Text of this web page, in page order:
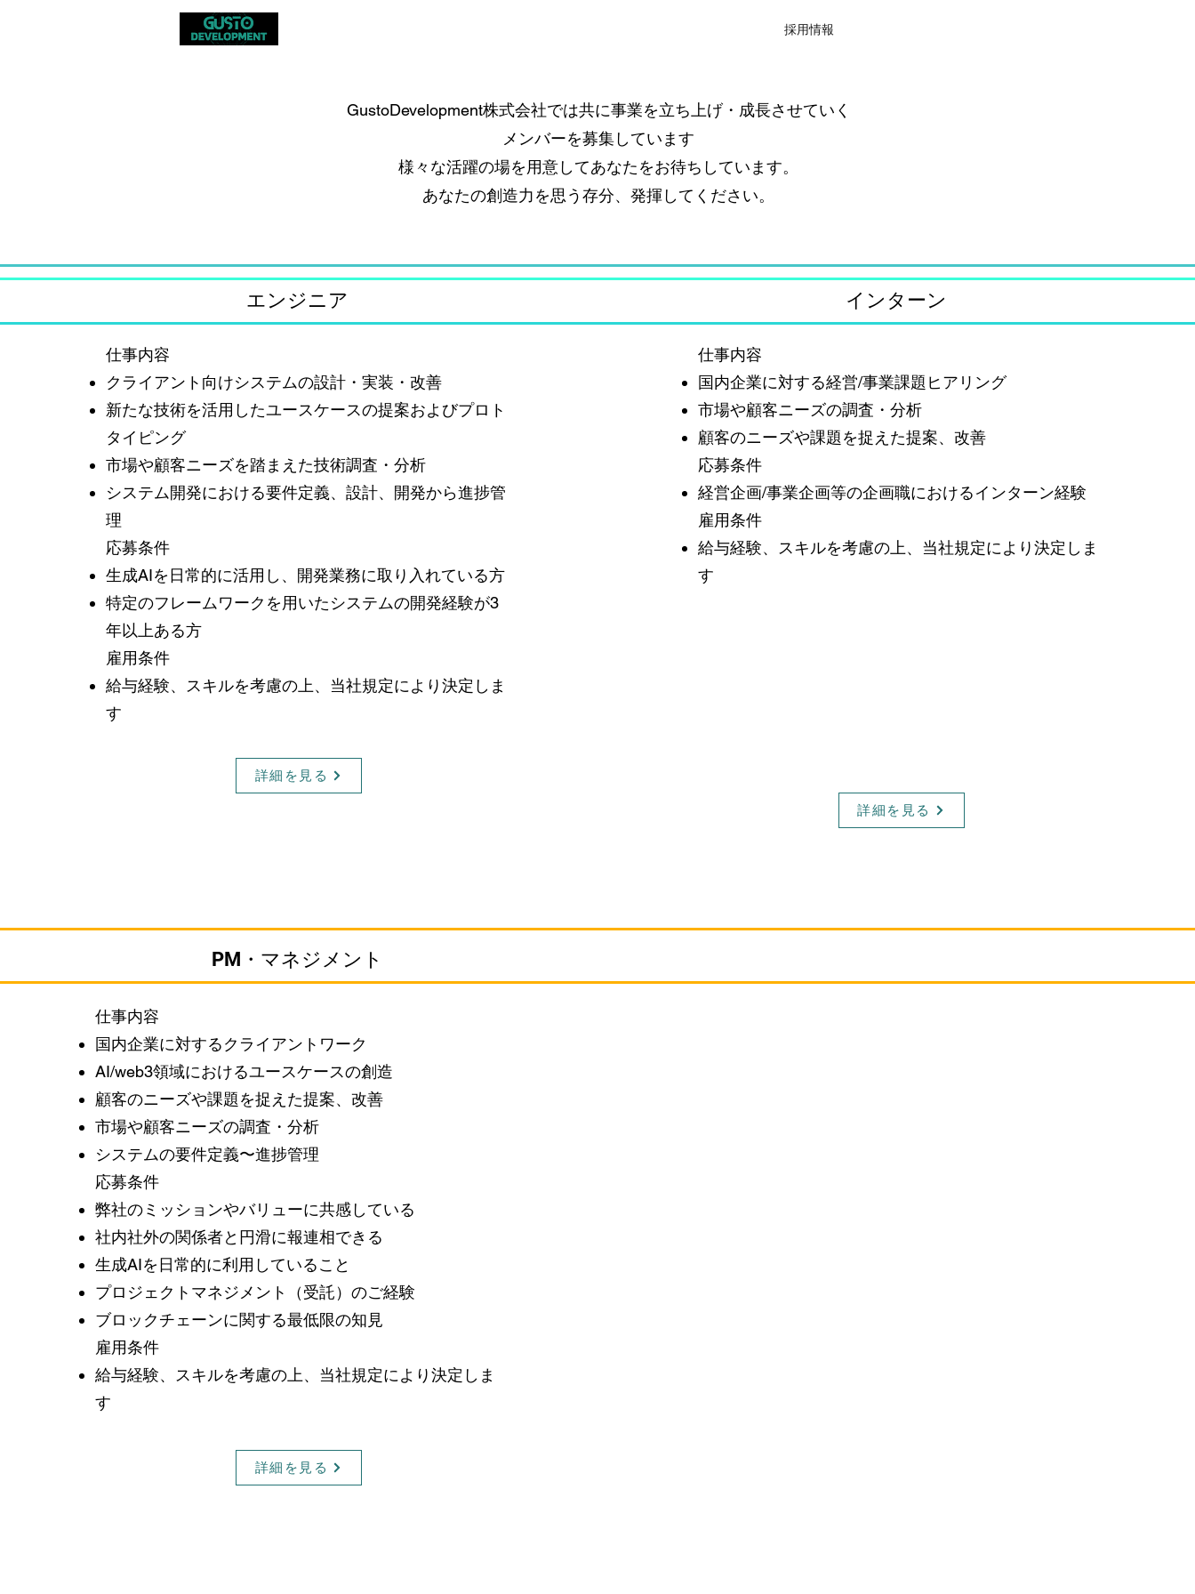
採用情報
GustoDevelopment株式会社では共に事業を立ち上げ・成長させていく
メンバーを募集しています
​様々な活躍の場を用意してあなたをお待ちしています。
あなたの創造力を思う存分、発揮してください。
​エンジニア
仕事内容
クライアント向けシステムの設計・実装・改善
新たな技術を活用したユースケースの提案およびプロト
タイピング
市場や顧客ニーズを踏まえた技術調査・分析
システム開発における要件定義、設計、開発から進捗管
理
​応募条件
生成AIを日常的に活用し、開発業務に取り入れている方
特定のフレームワークを用いたシステムの開発経験が3
年以上ある方
​雇用条件
給与経験、スキルを考慮の上、当社規定により決定しま
す
詳細を見る
インターン
仕事内容
国内企業に対する経営/事業課題ヒアリング
市場や顧客ニーズの調査・分析
顧客のニーズや課題を捉えた提案、改善
​応募条件
経営企画/事業企画等の企画職におけるインターン経験
​雇用条件
給与経験、スキルを考慮の上、当社規定により決定しま
す
詳細を見る
PM・マネジメント
仕事内容​
国内企業に対するクライアントワーク
AI/web3領域におけるユースケースの創造
顧客のニーズや課題を捉えた提案、改善
市場や顧客ニーズの調査・分析
システムの要件定義〜進捗管理
​応募条件​
弊社のミッションやバリューに共感している
社内社外の関係者と円滑に報連相できる
生成AIを日常的に利用していること
プロジェクトマネジメント（受託）のご経験
ブロックチェーンに関する最低限の知見
​雇用条件
給与経験、スキルを考慮の上、当社規定により決定しま
す
詳細を見る